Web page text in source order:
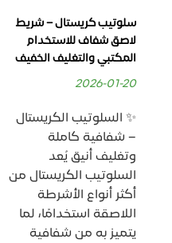
سلوتيب كريستال – شريط
لاصق شفاف للاستخدام
المكتبي والتغليف الخفيف
2026-01-20
✨ السلوتيب الكريستال
– شفافية كاملة
وتغليف أنيق يُعد
السلوتيب الكريستال من
أكثر أنواع الأشرطة
اللاصقة استخدامًا، لما
يتميز به من شفافية